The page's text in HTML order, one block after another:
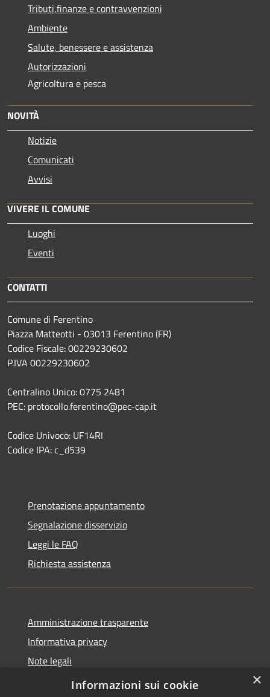
Tributi,finanze e contravvenzioni
Ambiente
Salute, benessere e assistenza
Autorizzazioni
Agricoltura e pesca
NOVITÀ
Notizie
Comunicati
Avvisi
VIVERE IL COMUNE
Luoghi
Eventi
CONTATTI
Comune di Ferentino
Piazza Matteotti - 03013 Ferentino (FR)
Codice Fiscale: 00229230602
P.IVA 00229230602
Centralino Unico: 0775 2481
PEC: protocollo.ferentino@pec-cap.it
Codice Univoco: UF14RI
Codice IPA: c_d539
Prenotazione appuntamento
Segnalazione disservizio
Leggi le FAQ
Richiesta assistenza
Amministrazione trasparente
Informativa privacy
Note legali
Dichiarazione di accessibilità
×
Informazioni sui cookie